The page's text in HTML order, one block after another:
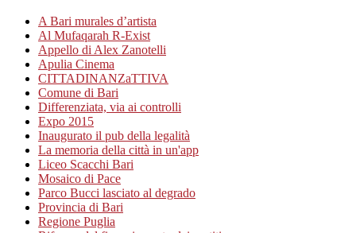
A Bari murales d’artista
Al Mufaqarah R-Exist
Appello di Alex Zanotelli
Apulia Cinema
CITTADINANZaTTIVA
Comune di Bari
Differenziata, via ai controlli
Expo 2015
Inaugurato il pub della legalità
La memoria della città in un'app
Liceo Scacchi Bari
Mosaico di Pace
Parco Bucci lasciato al degrado
Provincia di Bari
Regione Puglia